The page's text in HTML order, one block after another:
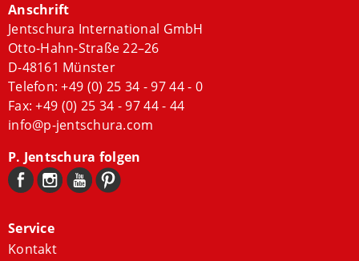
Anschrift
Jentschura International GmbH
Otto-Hahn-Straße 22–26
D-48161 Münster
Telefon:+49 (0) 25 34 - 97 44 - 0
Fax: +49 (0) 25 34 - 97 44 - 44
info@p-jentschura.com
P. Jentschura folgen
Service
Kontakt